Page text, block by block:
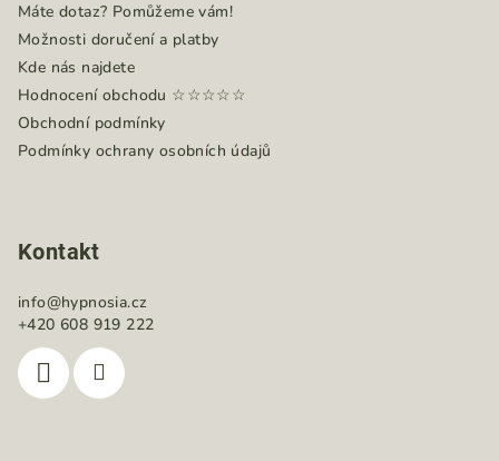
Máte dotaz? Pomůžeme vám!
Možnosti doručení a platby
Kde nás najdete
Hodnocení obchodu ☆☆☆☆☆
Obchodní podmínky
Podmínky ochrany osobních údajů
Kontakt
info@hypnosia.cz
+420 608 919 222